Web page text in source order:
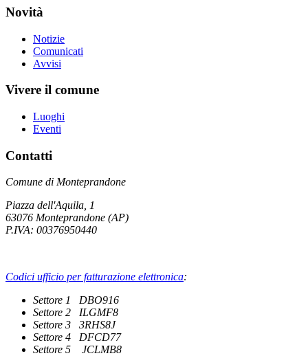
Novità
Notizie
Comunicati
Avvisi
Vivere il comune
Luoghi
Eventi
Contatti
Comune di Monteprandone
Piazza dell'Aquila, 1
63076 Monteprandone (AP)
P.IVA: 00376950440
Codici ufficio per fatturazione elettronica:
Settore 1 DBO916
Settore 2 ILGMF8
Settore 3 3RHS8J
Settore 4 DFCD77
Settore 5 JCLMB8